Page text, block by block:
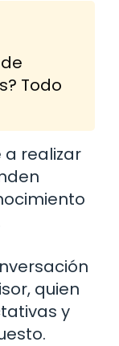
Todo
a realizar
quien
y